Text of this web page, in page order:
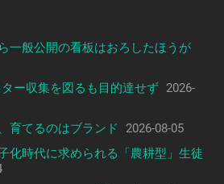
一般公開の看板はおろしたほうが
ー収集を図るも目的達せず 2026-
育てるのはブランド
2026-08-05
化時代に求められる「農耕型」生徒